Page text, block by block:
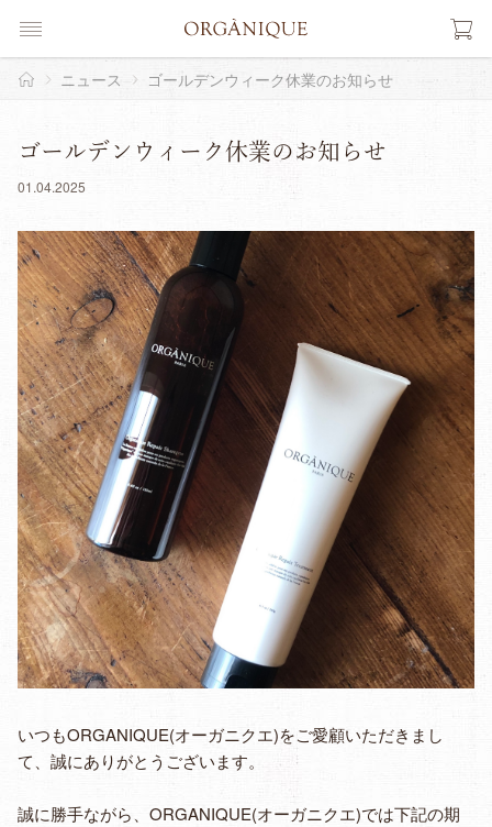
ニュース ゴールデンウィーク休業のお知らせ
ゴールデンウィーク休業のお知らせ
01.04.2025
いつもORGANIQUE(オーガニクエ)をご愛顧いただきまし
て、誠にありがとうございます。
誠に勝手ながら、ORGANIQUE(オーガニクエ)では下記の期